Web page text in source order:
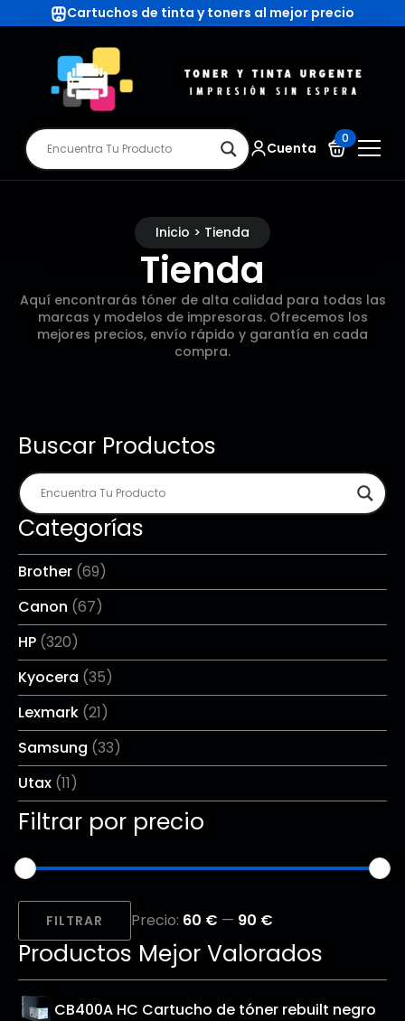
Cartuchos de tinta y toners al mejor precio
Cuenta
0
Inicio > Tienda
Tienda
Aquí encontrarás tóner de alta calidad para todas las
marcas y modelos de impresoras. Ofrecemos los
mejores precios, envío rápido y garantía en cada
compra.
Buscar Productos
Categorías
Brother (69)
Canon (67)
HP (320)
Kyocera (35)
Lexmark (21)
Samsung (33)
Utax (11)
Filtrar por precio
Precio
mínimo
Precio
máximo
FILTRAR Precio: 60 € — 90 €
Productos Mejor Valorados
CB400A HC Cartucho de tóner rebuilt negro